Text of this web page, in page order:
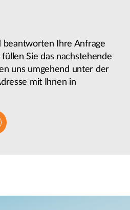
beantworten Ihre Anfrage
Sie das nachstehende
uns umgehend unter der
mit Ihnen in